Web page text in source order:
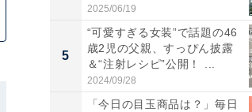
ち...
2025/06/19
5
“可愛すぎる女装”で話題の46
歳2児の父親、すっぴん披露
＆“注射レシピ”公開！ ...
2024/09/28
「今日の目玉商品は？」毎日